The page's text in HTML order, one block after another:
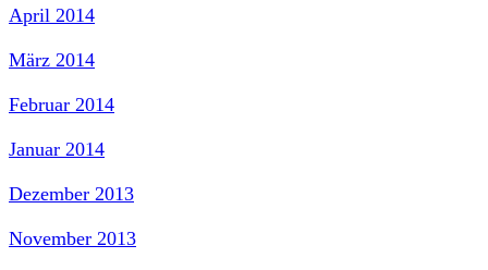
April 2014
März 2014
Februar 2014
Januar 2014
Dezember 2013
November 2013